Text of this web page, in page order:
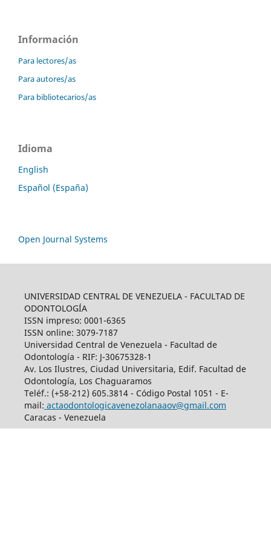
Información
Para lectores/as
Para autores/as
Para bibliotecarios/as
Idioma
English
Español (España)
Open Journal Systems
UNIVERSIDAD CENTRAL DE VENEZUELA - FACULTAD DE
ODONTOLOGÍA
ISSN impreso: 0001-6365
ISSN online: 3079-7187
Universidad Central de Venezuela - Facultad de
Odontología - RIF: J-30675328-1
Av. Los Ilustres, Ciudad Universitaria, Edif. Facultad de
Odontología, Los Chaguaramos
Teléf.: (+58-212) 605.3814 - Código Postal 1051 - E-
mail: actaodontologicavenezolanaaov@gmail.com
Caracas - Venezuela